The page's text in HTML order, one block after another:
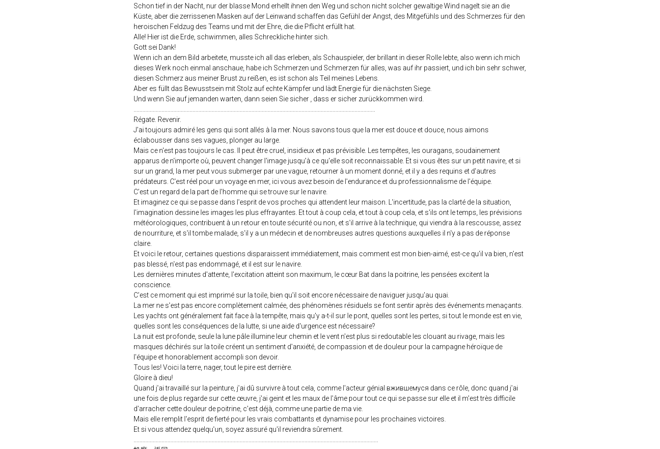
Schon tief in der Nacht, nur der blasse Mond erhellt ihnen den Weg und schon nicht solcher gewaltige Wind nagelt sie an die
Küste, aber die zerrissenen Masken auf der Leinwand schaffen das Gefühl der Angst, des Mitgefühls und des Schmerzes für den
heroischen Feldzug des Teams und mit der Ehre, die die Pflicht erfüllt hat.
Alle! Hier ist die Erde, schwimmen, alles Schreckliche hinter sich.
Gott sei Dank!
Wenn ich an dem Bild arbeitete, musste ich all das erleben, als Schauspieler, der brillant in dieser Rolle lebte, also wenn ich mich
dieses Werk noch einmal anschaue, habe ich Schmerzen und Schmerzen für alles, was auf ihr passiert, und ich bin sehr schwer,
diesen Schmerz aus meiner Brust zu reißen, es ist schon als Teil meines Lebens.
Aber es füllt das Bewusstsein mit Stolz auf echte Kämpfer und lädt Energie für die nächsten Siege.
Und wenn Sie auf jemanden warten, dann seien Sie sicher , dass er sicher zurückkommen wird.
Régate. Revenir.
J'ai toujours admiré les gens qui sont allés à la mer. Nous savons tous que la mer est douce et douce, nous aimons
éclabousser dans ses vagues, plonger au large.
Mais ce n'est pas toujours le cas. Il peut être cruel, insidieux et pas prévisible. Les tempêtes, les ouragans, soudainement
apparus de n'importe où, peuvent changer l'image jusqu'à ce qu'elle soit reconnaissable. Et si vous êtes sur un petit navire, et si
sur un grand, la mer peut vous submerger par une vague, retourner à un moment donné, et il y a des requins et d'autres
prédateurs. C'est réel pour un voyage en mer, ici vous avez besoin de l'endurance et du professionnalisme de l'équipe.
C'est un regard de la part de l'homme qui se trouve sur le navire.
Et imaginez ce qui se passe dans l'esprit de vos proches qui attendent leur maison. L'incertitude, pas la clarté de la situation,
l'imagination dessine les images les plus effrayantes. Et tout à coup cela, et tout à coup cela, et s'ils ont le temps, les prévisions
météorologiques, contribuent à un retour en toute sécurité ou non, et s'il arrive à la technique, qui viendra à la rescousse, assez
de nourriture, et s'il tombe malade, s'il y a un médecin et de nombreuses autres questions auxquelles il n'y a pas de réponse
claire.
Et voici le retour, certaines questions disparaissent immédiatement, mais comment est mon bien-aimé, est-ce qu'il va bien, n'est
pas blessé, n'est pas endommagé, et il est sur le navire.
Les dernières minutes d'attente, l'excitation atteint son maximum, le cœur Bat dans la poitrine, les pensées excitent la
conscience.
C'est ce moment qui est imprimé sur la toile, bien qu'il soit encore nécessaire de naviguer jusqu'au quai.
La mer ne s'est pas encore complètement calmée, des phénomènes résiduels se font sentir après des événements menaçants.
Les yachts ont généralement fait face à la tempête, mais qu'y a-t-il sur le pont, quelles sont les pertes, si tout le monde est en vie,
quelles sont les conséquences de la lutte, si une aide d'urgence est nécessaire?
La nuit est profonde, seule la lune pâle illumine leur chemin et le vent n'est plus si redoutable les clouant au rivage, mais les
masques déchirés sur la toile créent un sentiment d'anxiété, de compassion et de douleur pour la campagne héroïque de
l'équipe et honorablement accompli son devoir.
Tous les! Voici la terre, nager, tout le pire est derrière.
Gloire à dieu!
Quand j'ai travaillé sur la peinture, j'ai dû survivre à tout cela, comme l'acteur génial вжившемуся dans ce rôle, donc quand j'ai
une fois de plus regarde sur cette œuvre, j'ai geint et les maux de l'âme pour tout ce qui se passe sur elle et il m'est très difficile
d'arracher cette douleur de poitrine, c'est déjà, comme une partie de ma vie.
Mais elle remplit l'esprit de fierté pour les vrais combattants et dynamise pour les prochaines victoires.
Et si vous attendez quelqu'un, soyez assuré qu'il reviendra sûrement.